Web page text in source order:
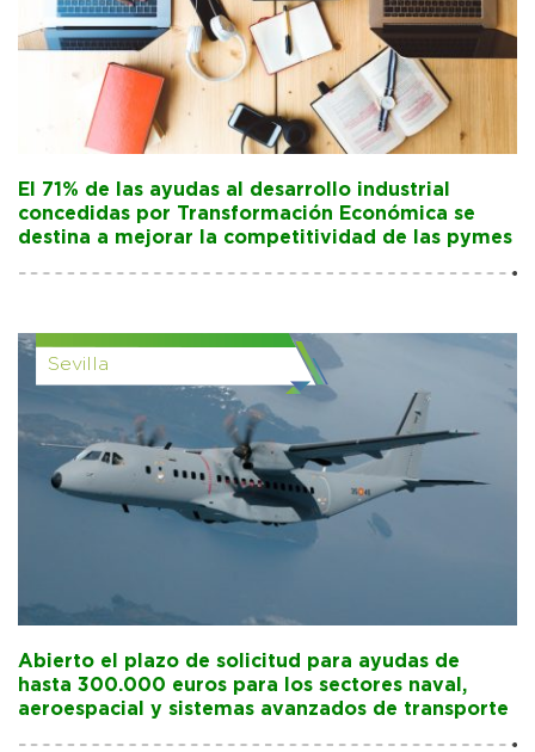
El 71% de las ayudas al desarrollo industrial
concedidas por Transformación Económica se
destina a mejorar la competitividad de las pymes
Sevilla
Abierto el plazo de solicitud para ayudas de
hasta 300.000 euros para los sectores naval,
aeroespacial y sistemas avanzados de transporte